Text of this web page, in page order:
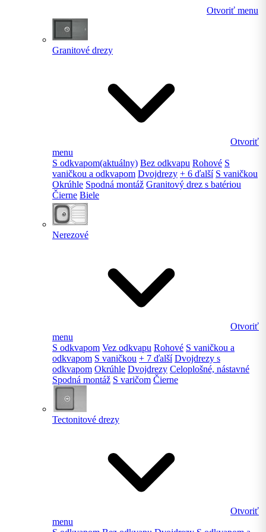
Otvoriť menu
Granitové drezy
Otvoriť
menu
S odkvapom(aktuálny) Bez odkvapu Rohové S
vaničkou a odkvapom Dvojdrezy + 6 ďalší S vaničkou
Okrúhle Spodná montáž Granitový drez s batériou
Čierne Biele
Nerezové
Otvoriť
menu
S odkvapom Vez odkvapu Rohové S vaničkou a
odkvapom S vaničkou + 7 ďalší Dvojdrezy s
odkvapom Okrúhle Dvojdrezy Celoplošné, nástavné
Spodná montáž S varičom Čierne
Tectonitové drezy
Otvoriť
menu